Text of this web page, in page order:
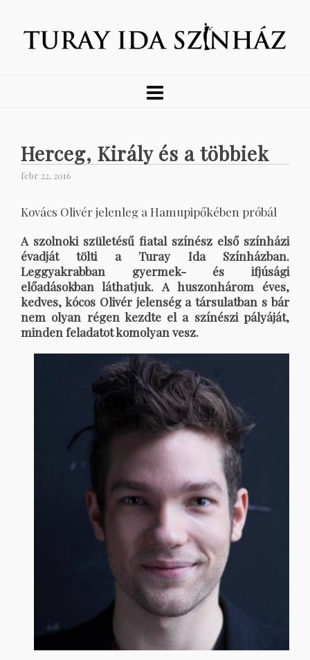
Herceg, Király és a többiek
febr 22, 2016
Kovács Olivér jelenleg a Hamupipőkében próbál
A szolnoki születésű fiatal színész első színházi
évadját tölti a Turay Ida Színházban.
Leggyakrabban gyermek- és ifjúsági
előadásokban láthatjuk. A huszonhárom éves,
kedves, kócos Olivér jelenség a társulatban s bár
nem olyan régen kezdte el a színészi pályáját,
minden feladatot komolyan vesz.